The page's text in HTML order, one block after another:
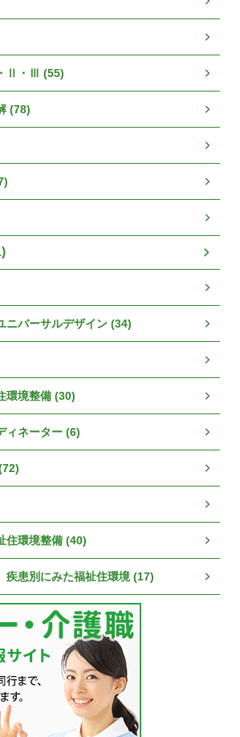
Ⅱ・Ⅲ (55)
(78)
ニバーサルデザイン (34)
環境整備 (30)
ィネーター (6)
住環境整備 (40)
疾患別にみた福祉住環境 (17)